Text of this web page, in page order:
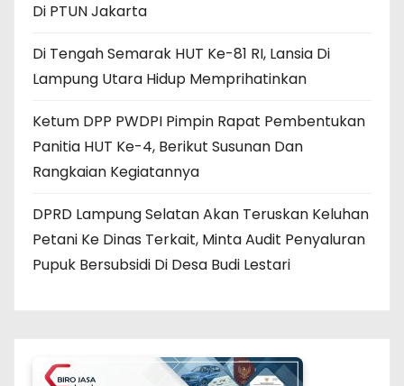
Di PTUN Jakarta
Di Tengah Semarak HUT Ke-81 RI, Lansia Di
Lampung Utara Hidup Memprihatinkan
Ketum DPP PWDPI Pimpin Rapat Pembentukan
Panitia HUT Ke-4, Berikut Susunan Dan
Rangkaian Kegiatannya
DPRD Lampung Selatan Akan Teruskan Keluhan
Petani Ke Dinas Terkait, Minta Audit Penyaluran
Pupuk Bersubsidi Di Desa Budi Lestari